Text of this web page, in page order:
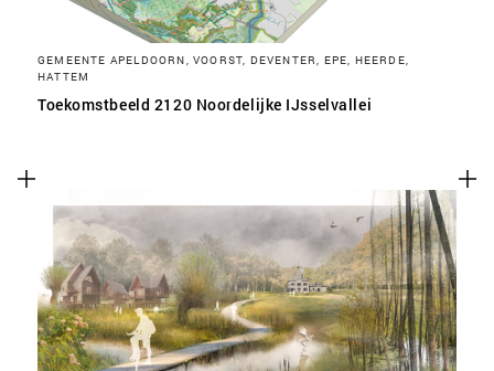
GEMEENTE APELDOORN, VOORST, DEVENTER, EPE, HEERDE,
HATTEM
Toekomstbeeld 2120 Noordelijke IJsselvallei